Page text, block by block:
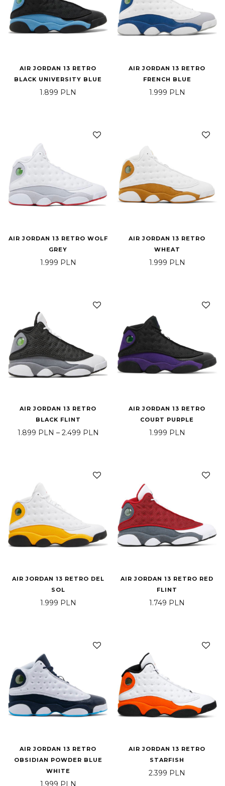
AIR JORDAN 13 RETRO
BLACK UNIVERSITY BLUE
1.899 PLN
AIR JORDAN 13 RETRO
FRENCH BLUE
1.999 PLN
AIR JORDAN 13 RETRO WOLF
GREY
1.999 PLN
AIR JORDAN 13 RETRO
WHEAT
1.999 PLN
AIR JORDAN 13 RETRO
BLACK FLINT
1.899 PLN – 2.499 PLN Zakres cen: od 1.899 PLN do 2.499
AIR JORDAN 13 RETRO
COURT PURPLE
1.999 PLN
AIR JORDAN 13 RETRO DEL
SOL
1.999 PLN
AIR JORDAN 13 RETRO RED
FLINT
1.749 PLN
AIR JORDAN 13 RETRO
OBSIDIAN POWDER BLUE
WHITE
1.999 PLN
AIR JORDAN 13 RETRO
STARFISH
2.399 PLN